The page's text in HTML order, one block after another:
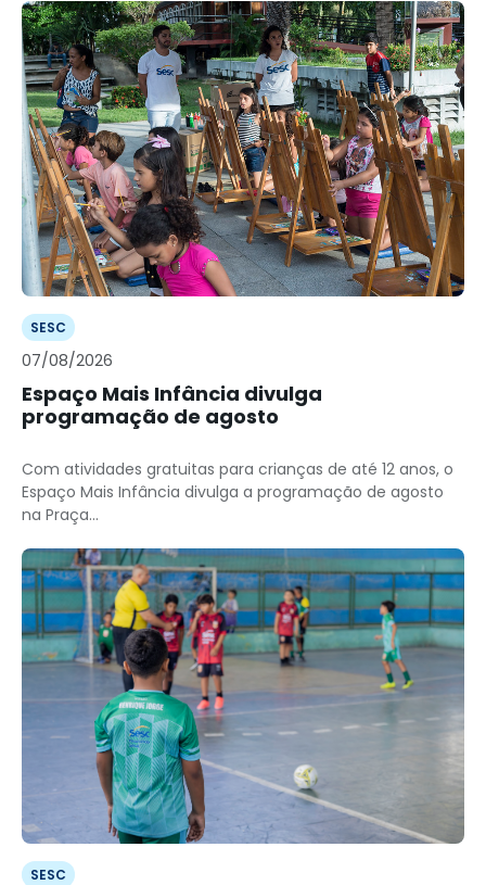
SESC
07/08/2026
Espaço Mais Infância divulga
programação de agosto
Com atividades gratuitas para crianças de até 12 anos, o
Espaço Mais Infância divulga a programação de agosto
na Praça...
SESC